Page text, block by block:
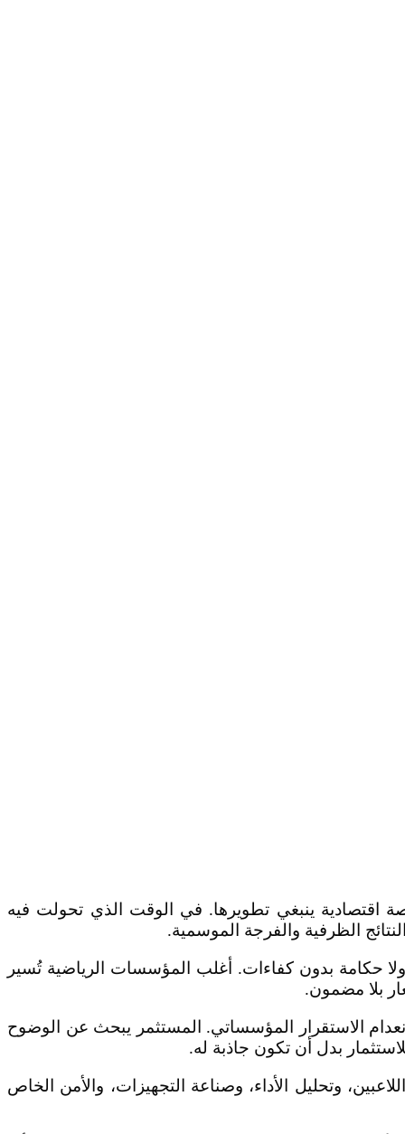
اقتصادية ينبغي تطويرها. في الوقت الذي تحولت فيه
الظرفية والفرجة الموسمية.
حكامة بدون كفاءات. أغلب المؤسسات الرياضية تُسير
بلا مضمون.
الاستقرار المؤسساتي. المستثمر يبحث عن الوضوح
بدل أن تكون جاذبة له.
وتحليل الأداء، وصناعة التجهيزات، والأمن الخاص